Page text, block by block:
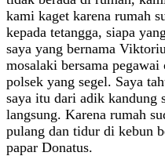
kami kaget karena rumah
kepada tetangga, siapa
saya yang bernama
mosalaki bersama pegawai
polsek yang segel. Saya
saya itu dari adik kandung
langsung. Karena rumah
pulang dan tidur di kebun
papar Donatus.